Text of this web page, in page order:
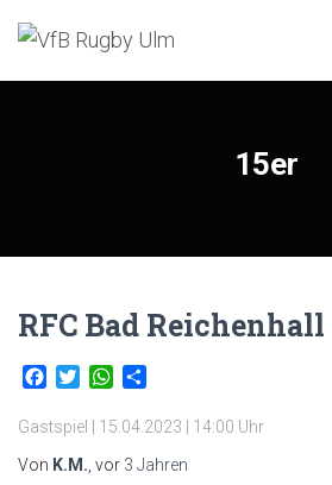
15er
RFC Bad
Facebook
TwitterWhatsApp
Gastspiel | 15.04.2023 | 14:00 Uhr
Von K.M. , vor 3 Jahren